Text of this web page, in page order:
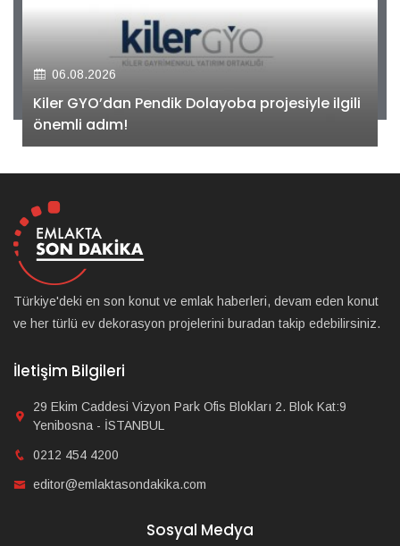
06.08.2026
Kiler GYO’dan Pendik Dolayoba projesiyle ilgili
önemli adım!
Türkiye'deki en son konut ve emlak haberleri, devam eden konut
ve her türlü ev dekorasyon projelerini buradan takip edebilirsiniz.
İletişim Bilgileri
29 Ekim Caddesi Vizyon Park Ofis Blokları 2. Blok Kat:9
Yenibosna - İSTANBUL
0212 454 4200
editor@emlaktasondakika.com
Sosyal Medya